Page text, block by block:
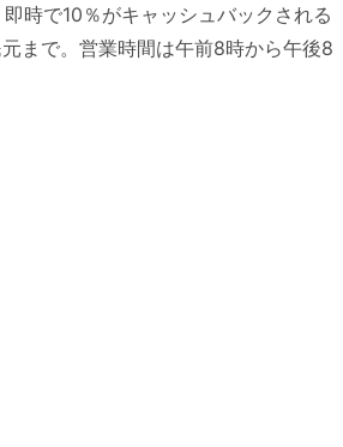
時で10％がキャッシュバックされる
まで。営業時間は午前8時から午後8